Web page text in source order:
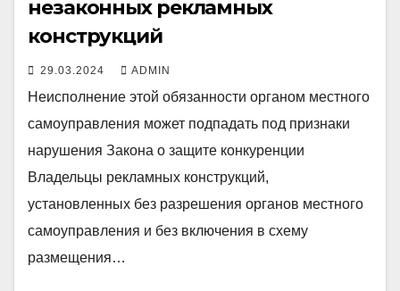
незаконных рекламных
конструкций
29.03.2024 ADMIN
Неисполнение этой обязанности органом местного
самоуправления может подпадать под признаки
нарушения Закона о защите конкуренции
Владельцы рекламных конструкций,
установленных без разрешения органов местного
самоуправления и без включения в схему
размещения…